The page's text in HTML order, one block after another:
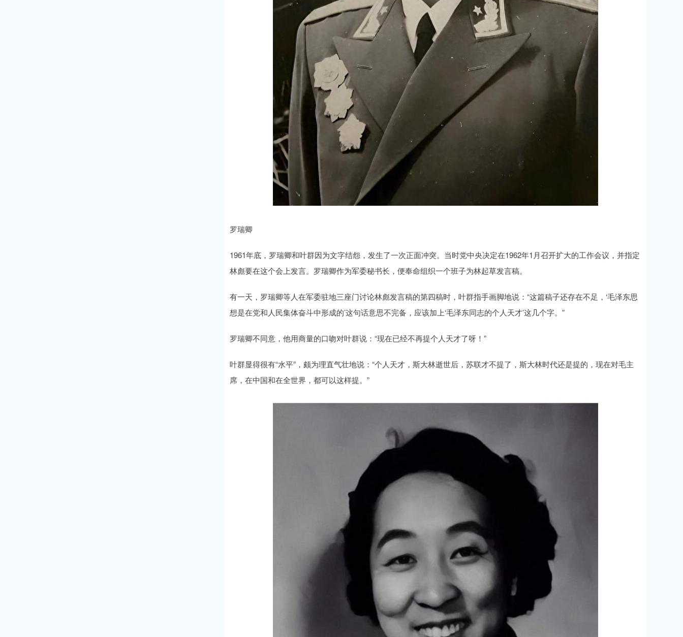
罗瑞卿
1961年底，罗瑞卿和叶群因为文字结怨，发生了一次正面冲突。当时党中央决定在1962年1月召开扩大的工作会议，并指定
林彪要在这个会上发言。罗瑞卿作为军委秘书长，便奉命组织一个班子为林起草发言稿。
有一天，罗瑞卿等人在军委驻地三座门讨论林彪发言稿的第四稿时，叶群指手画脚地说：“这篇稿子还存在不足，‘毛泽东思
想是在党和人民集体奋斗中形成的’这句话意思不完备，应该加上‘毛泽东同志的个人天才’这几个字。”
罗瑞卿不同意，他用商量的口吻对叶群说：“现在已经不再提个人天才了呀！”
叶群显得很有“水平”，颇为理直气壮地说：“个人天才，斯大林逝世后，苏联才不提了，斯大林时代还是提的，现在对毛主
席，在中国和在全世界，都可以这样提。”